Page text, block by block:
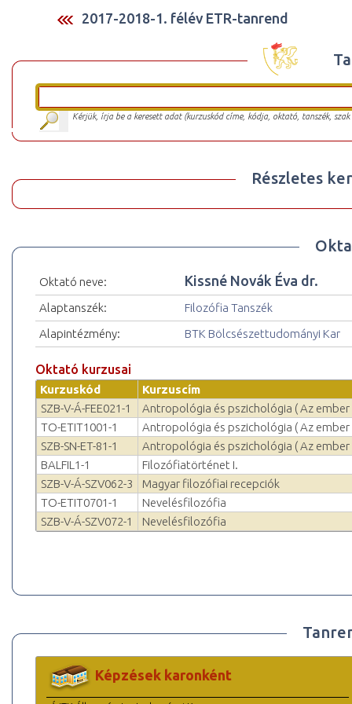
2017-2018-1. félév ETR-tanrend
Kérjük, írja be a keresett adat (kurzuskód címe, kódja, oktató, tanszék,
Részletes
Oktató neve: Kissné Novák Éva dr.
Alaptanszék:
Filozófia Tanszék
Alapintézmény:
BTK Bölcsészettudományi Kar
Oktató kurzusai
Kurzuskód
Kurzuscím
SZB-V-Á-FEE021-1
Antropológia és pszichológia ( Az ember
TO-ETIT1001-1
Antropológia és pszichológia ( Az ember
SZB-SN-ET-81-1
Antropológia és pszichológia ( Az ember
BALFIL1-1
Filozófiatörténet I.
SZB-V-Á-SZV062-3
Magyar filozófiai recepciók
TO-ETIT0701-1
Nevelésfilozófia
SZB-V-Á-SZV072-1
Nevelésfilozófia
Képzések karonként